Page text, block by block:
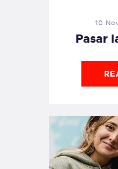
10
Pasar